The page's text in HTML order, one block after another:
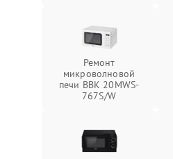
Ремонт
микроволновой
печи BBK 20MWS-
767S/W